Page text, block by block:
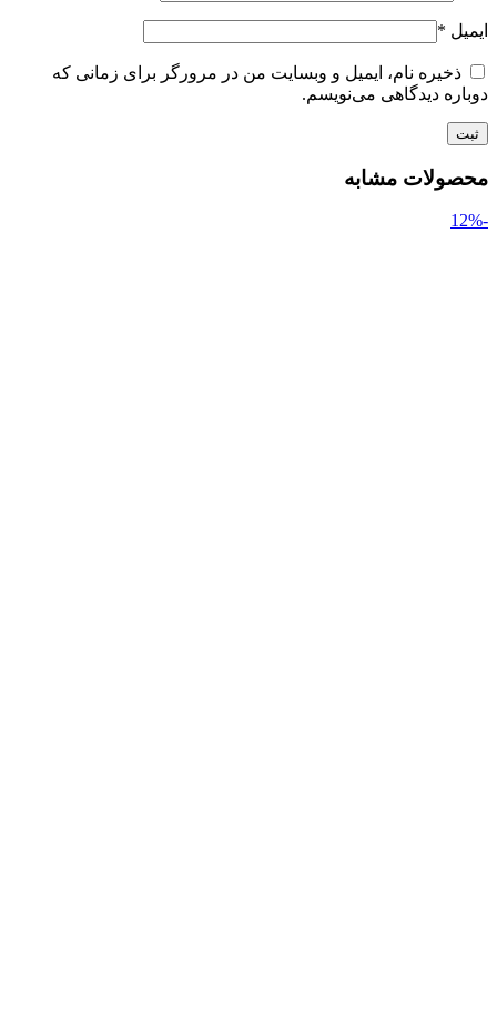
ایمیل *
ذخیره نام، ایمیل و وبسایت من در مرورگر برای زمانی که
دوباره دیدگاهی می‌نویسم.
محصولات مشابه
-12%